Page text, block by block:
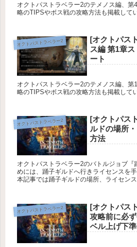
オクトパストラベラー2のテメノス編、第
略のTIPSやボス戦の攻略方法も掲載してい
オクトパストラベラー2
[オクトパス
ス編 第1章
ート
オクトパストラベラー2のテメノス編、第
略のTIPSやボス戦の攻略方法も掲載してい
オクトパストラベラー2
[オクトパス
ルドの場所
方法
オクトパストラベラー2のバトルジョブ『
めには、踊子ギルドへ行きライセンスを
本記事では踊子ギルドの場所、ライセン
オクトパストラベラー2
[オクトパス
攻略前に必
ベル上げ下